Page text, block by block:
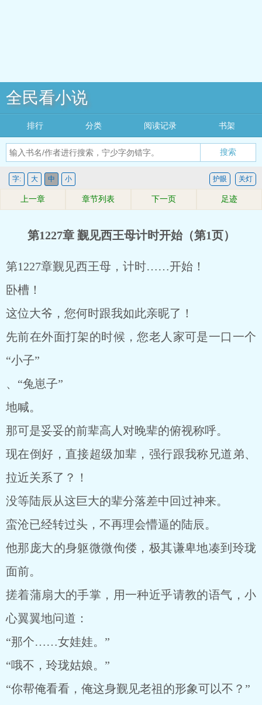
全民看小说
搜索
排行 分类 阅读记录 书架
字: 大 中 小 关灯
护眼
上一章 章节列表 下一页 足迹
第1227章 觐见西王母计时开始（第1页）
第1227章觐见西王母，计时……开始！
卧槽！
这位大爷，您何时跟我如此亲昵了！
先前在外面打架的时候，您老人家可是一口一个
“小子”
、“兔崽子”
地喊。
那可是妥妥的前辈高人对晚辈的俯视称呼。
现在倒好，直接超级加辈，强行跟我称兄道弟、
拉近关系了？！
没等陆辰从这巨大的辈分落差中回过神来。
蛮沧已经转过头，不再理会懵逼的陆辰。
他那庞大的身躯微微佝偻，极其谦卑地凑到玲珑
面前。
搓着蒲扇大的手掌，用一种近乎请教的语气，小
心翼翼地问道：
“那个……女娃娃。”
“哦不，玲珑姑娘。”
“你帮俺看看，俺这身觐见老祖的形象可以不？”